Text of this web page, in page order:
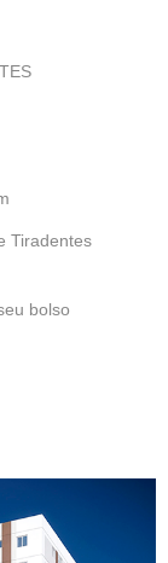
Tiradentes
bolso